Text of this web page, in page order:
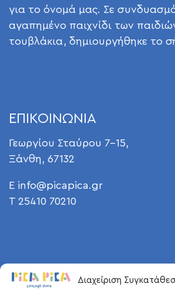
Διαχείριση
για το όνομά μας. Σε
αγαπημένο παιχνίδι των
τουβλάκια, δημιουργήθηκε το
ΕΠΙΚΟΙΝΩΝΙΑ
Γεωργίου Σταύρου 7-15,
Ξάνθη, 67132
E info@picapica.gr
T 25410 70210